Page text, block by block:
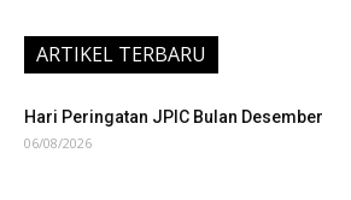
ARTIKEL TERBARU
Hari Peringatan JPIC Bulan Desember
06/08/2026